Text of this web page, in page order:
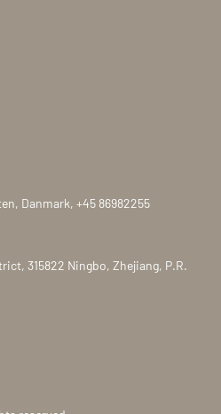
Danmark, +45 86982255
315822 Ningbo, Zhejiang, P.R.